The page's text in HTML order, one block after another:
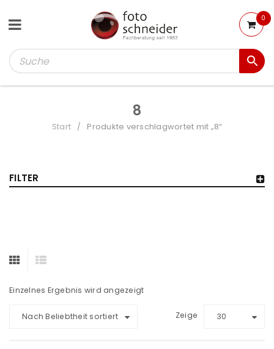
0
8
Start / Produkte verschlagwortet mit „8“
FILTER
Einzelnes Ergebnis wird angezeigt
Nach Beliebtheit sortiert Zeige 30